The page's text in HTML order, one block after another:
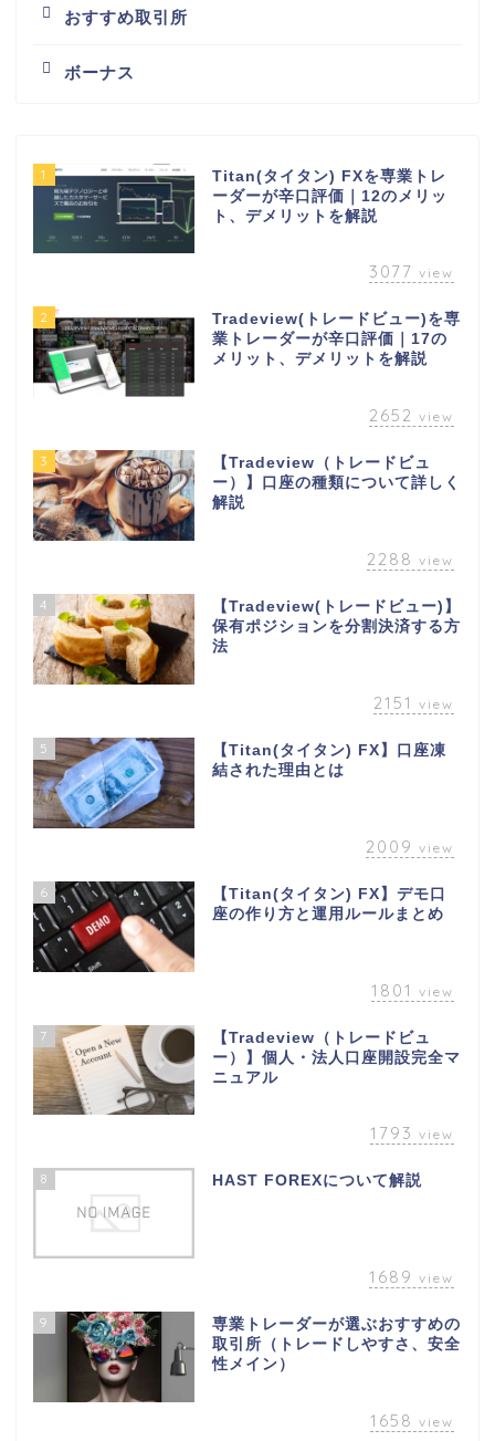
おすすめ取引所
ボーナス
1
Titan(タイタン) FXを専業トレ
ーダーが辛口評価｜12のメリッ
ト、デメリットを解説
3077 view
2
Tradeview(トレードビュー)を専
業トレーダーが辛口評価｜17の
メリット、デメリットを解説
2652 view
3
【Tradeview（トレードビュ
ー）】口座の種類について詳しく
解説
2288 view
4
【Tradeview(トレードビュー)】
保有ポジションを分割決済する方
法
2151 view
5
【Titan(タイタン) FX】口座凍
結された理由とは
2009 view
6
【Titan(タイタン) FX】デモ口
座の作り方と運用ルールまとめ
1801 view
7
【Tradeview（トレードビュ
ー）】個人・法人口座開設完全マ
ニュアル
1793 view
8 HAST FOREXについて解説
1689 view
9
専業トレーダーが選ぶおすすめの
取引所（トレードしやすさ、安全
性メイン）
1658 view